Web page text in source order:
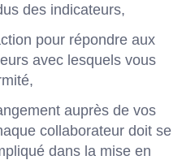
des indicateurs,
pour répondre aux
avec lesquels vous
auprès de vos
collaborateur doit se
dans la mise en